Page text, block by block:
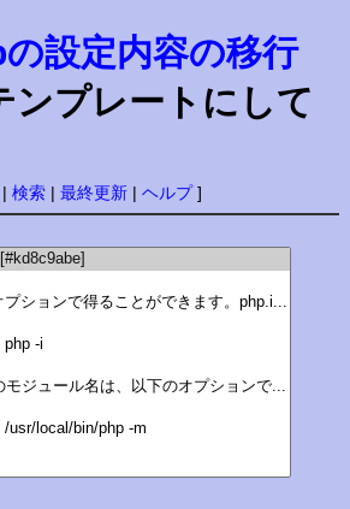
設定内容の移行
ンプレートにして
検索| 最終更新| ヘルプ]